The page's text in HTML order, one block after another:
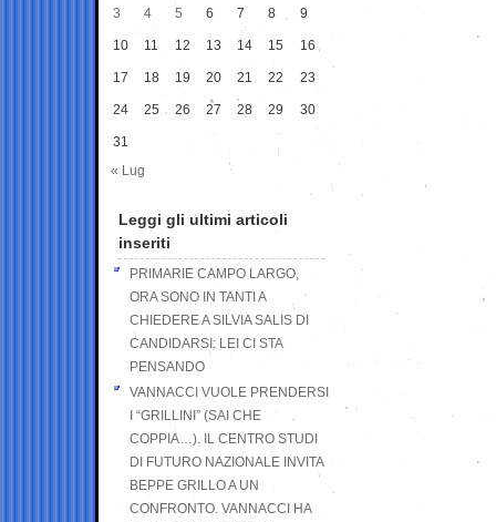
3 4 5 6 7 8 9
10 11 12 13 14 15 16
17 18 19 20 21 22 23
24 25 26 27 28 29 30
31
« Lug
Leggi gli ultimi articoli
inseriti
PRIMARIE CAMPO LARGO,
ORA SONO IN TANTI A
CHIEDERE A SILVIA SALIS DI
CANDIDARSI: LEI CI STA
PENSANDO
VANNACCI VUOLE PRENDERSI
I “GRILLINI” (SAI CHE
COPPIA…). IL CENTRO STUDI
DI FUTURO NAZIONALE INVITA
BEPPE GRILLO A UN
CONFRONTO. VANNACCI HA